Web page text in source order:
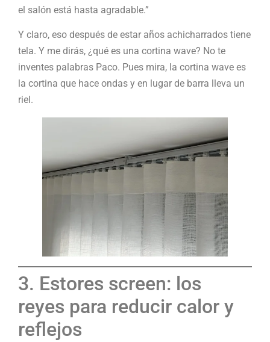
el salón está hasta agradable.”
Y claro, eso después de estar años achicharrados tiene
tela. Y me dirás, ¿qué es una cortina wave? No te
inventes palabras Paco. Pues mira, la cortina wave es
la cortina que hace ondas y en lugar de barra lleva un
riel.
3. Estores screen: los
reyes para reducir calor y
reflejos